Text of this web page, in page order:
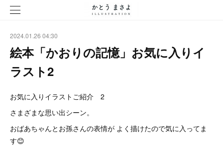
2024.01.26 04:30
絵本「かおりの記憶」お気に入りイ
ラスト2
お気に入りイラストご紹介 2
さまざまな思い出シーン。
おばあちゃんとお孫さんの表情が よく描けたので気に入ってま
す😊